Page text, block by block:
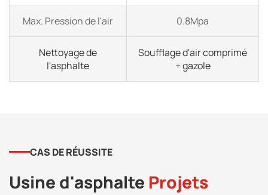
Max. Pression de l'air 0.8Mpa
Nettoyage de
l'asphalte
Soufflage d'air comprimé
+ gazole
CAS DE RÉUSSITE
Usine d'asphalte Projets